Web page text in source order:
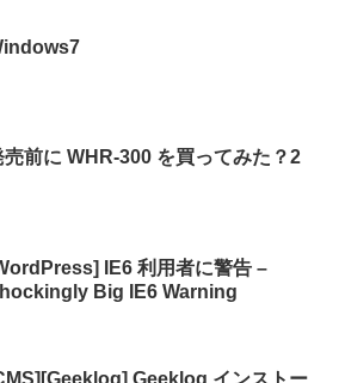
売前に WHR-300 を買ってみた？2
IE6 利用者に警告 –
Big IE6 Warning
Geeklog インストー